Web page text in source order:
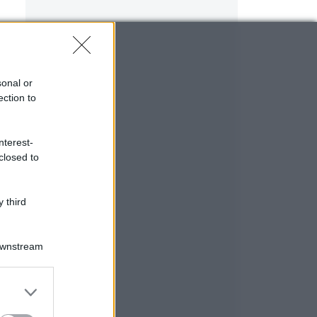
or
to
to
third
grant or